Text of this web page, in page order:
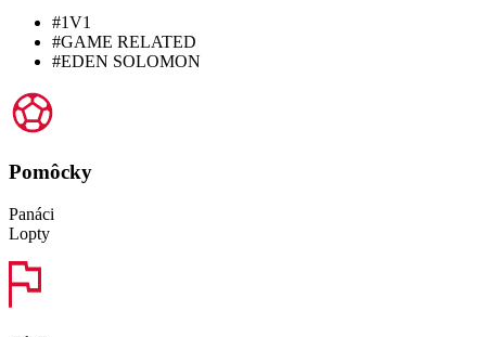
#1V1
#GAME RELATED
#EDEN SOLOMON
Pomôcky
Panáci
Lopty